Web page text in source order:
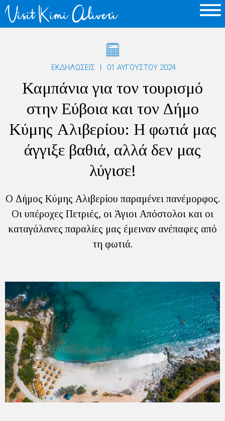
ΕΚΔΗΛΩΣΕΙΣ 01 ΑΥΓΟΎΣΤΟΥ 2024
Καμπάνια για τον τουρισμό
στην Εύβοια και τον Δήμο
Κύμης Αλιβερίου: Η φωτιά μας
άγγιξε βαθιά, αλλά δεν μας
λύγισε!
Ο Δήμος Κύμης Αλιβερίου παραμένει πανέμορφος.
Οι υπέροχες Πετριές, οι Άγιοι Απόστολοι και οι
καταγάλανες παραλίες μας έμειναν ανέπαφες από
τη φωτιά.